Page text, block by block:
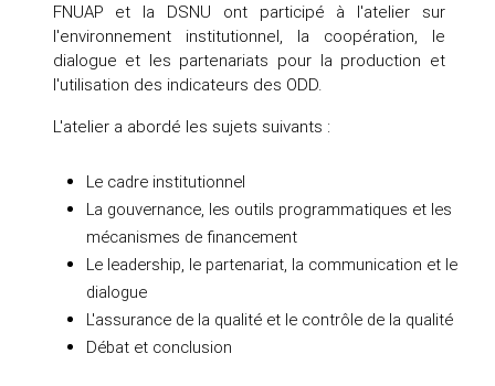
FNUAP et la DSNU ont participé à l'atelier sur
l'environnement institutionnel, la coopération, le
dialogue et les partenariats pour la production et
l'utilisation des indicateurs des ODD.
L'atelier a abordé les sujets suivants :
Le cadre institutionnel
La gouvernance, les outils programmatiques et les
mécanismes de financement
Le leadership, le partenariat, la communication et le
dialogue
L'assurance de la qualité et le contrôle de la qualité
Débat et conclusion